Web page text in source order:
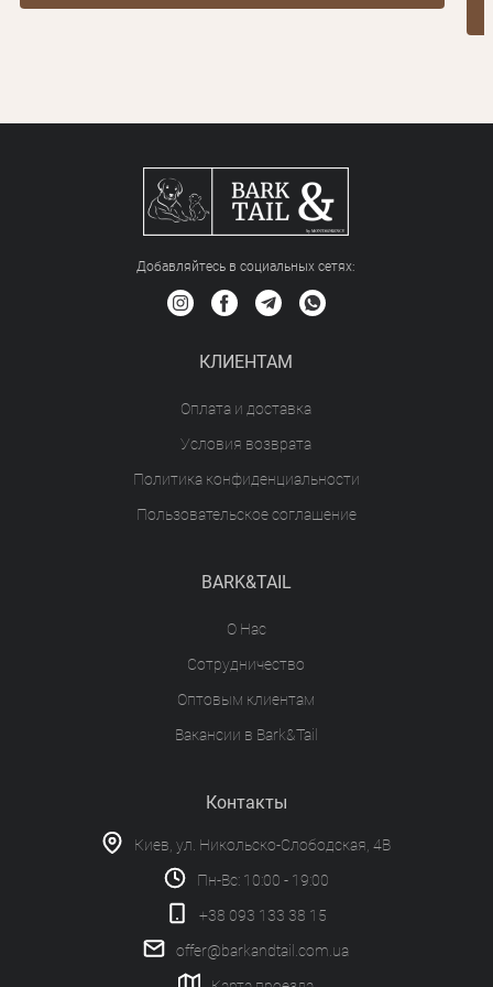
Добавляйтесь в социальных сетяx:
КЛИЕНТАМ
Оплата и доставка
Условия возврата
Политика конфиденциальности
Пользовательское соглашение
BARK&TAIL
О Нас
Сотрудничество
Оптовым клиентам
Вакансии в Bark&Tail
Контакты
Киев, ул. Никольско-Слободская, 4В
Пн-Вс: 10:00 - 19:00
+38 093 133 38 15
offer@barkandtail.com.ua